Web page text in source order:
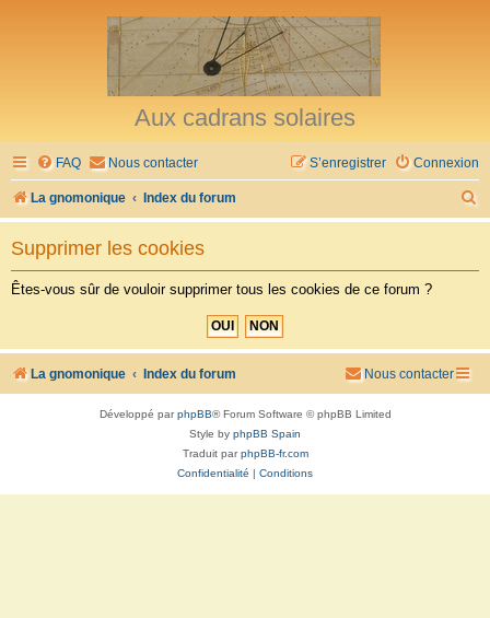
Aux cadrans solaires
FAQ Nous contacter Connexion
S’enregistrer
La gnomonique Index du forum
e
h
Supprimer les cookies
Êtes-vous sûr de vouloir supprimer tous les cookies de ce forum ?
La gnomonique Index du forum Nous contacter
Développé parphpBB® Forum Software © phpBB Limited
Style by phpBB Spain
Traduit parphpBB-fr.com
Confidentialité | Conditions